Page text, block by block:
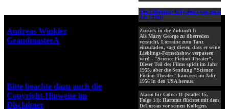
The Offspring: Why don't you get a
Job (1998)
Zurück in die Zukunft I:
Als Marty George zu überreden
versucht, Lorraine zum Tanz
einzuladen, sagt dieser, dass er seine
Lieblings-Fernsehshow verpassen
wird - "Science Fiction Theater".
Dieser Teil des Films spielt im Jahr
1955, aber die Sendung "Science
Fiction Theater" kam erst im Jahr
1956 in den USA heraus.
Alarm für Cobra 11 (Staffel 15,
Folge 14): Hartmut flüchtet mit dem
DeLorean vor seinen Kollegen.
Andreas Winkler
GrandmasterA
Bitte beachte dazu auch die
Copyright-Hinweise im
Disclaimer